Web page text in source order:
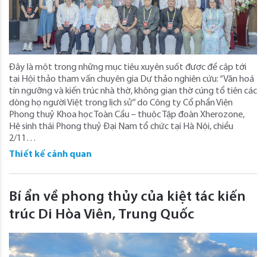
Đây là một trong những mục tiêu xuyên suốt được đề cập tới
tại Hội thảo tham vấn chuyên gia Dự thảo nghiên cứu: “Văn hoá
tín ngưỡng và kiến trúc nhà thờ, không gian thờ cúng tổ tiên các
dòng họ người Việt trong lịch sử” do Công ty Cổ phần Viện
Phong thuỷ Khoa học Toàn Cầu – thuộc Tập đoàn Xherozone,
Hệ sinh thái Phong thuỷ Đại Nam tổ chức tại Hà Nội, chiều
2/11…
Thiết kế cảnh quan
Bí ẩn về phong thủy của kiệt tác kiến
trúc Di Hòa Viên, Trung Quốc